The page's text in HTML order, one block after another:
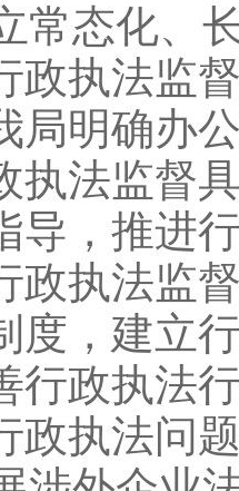
常态化、
政执法监
局明确办
执法监督
导，推进
政执法监
度，建立
行政执法
政执法问